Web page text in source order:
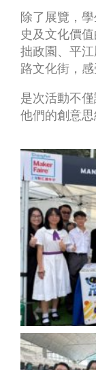
除了展覽，
史及文化價
拙政園、平
路文化街，
是次活動不
他們的創意